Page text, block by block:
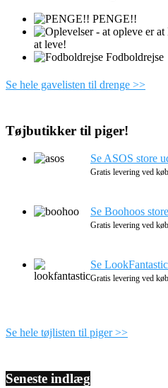
PENGE!!
at leve!
Fodboldrejse
Se hele gavelisten til drenge >>
Tøjbutikker til piger!
Se ASOS store
Gratis levering ved
Se Boohoos
Gratis levering ved
Se
Gratis levering ved
Se hele tøjlisten til piger >>
Seneste indlæg